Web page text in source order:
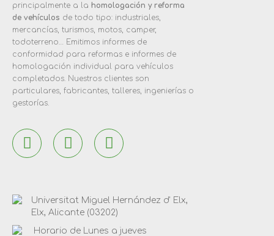
principalmente a la homologación y reforma
de vehículos de todo tipo: industriales,
mercancías, turismos, motos, camper,
todoterreno… Emitimos informes de
conformidad para reformas e informes de
homologación individual para vehículos
completados. Nuestros clientes son
particulares, fabricantes, talleres, ingenierías o
gestorías.
Universitat Miguel Hernández d' Elx,
Elx, Alicante (03202)
Horario de Lunes a jueves